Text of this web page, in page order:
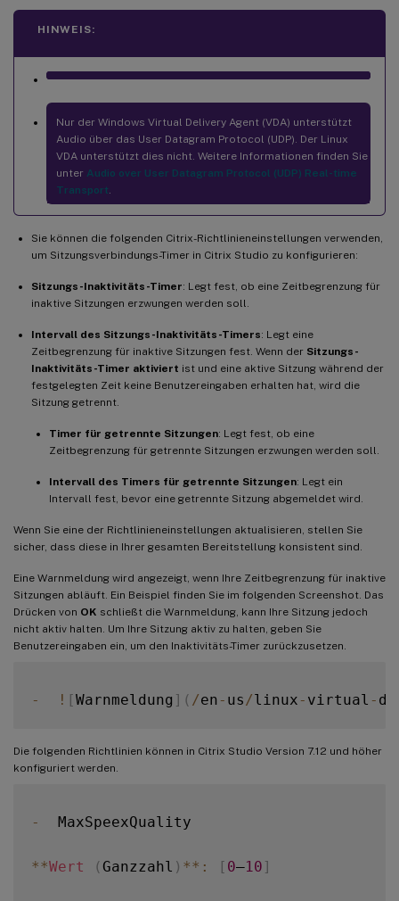
HINWEIS:
Nur der Windows Virtual Delivery Agent (VDA) unterstützt
Audio über das User Datagram Protocol (UDP). Der Linux
VDA unterstützt dies nicht. Weitere Informationen finden Sie
unter Audio over User Datagram Protocol (UDP) Real-time
Transport
Sie können die folgenden Citrix-Richtlinieneinstellungen verwenden,
um Sitzungsverbindungs-Timer in Citrix Studio zu konfigurieren:
Sitzungs-Inaktivitäts-Timer: Legt fest, ob eine Zeitbegrenzung für
inaktive Sitzungen erzwungen werden soll.
Intervall des Sitzungs-Inaktivitäts-Timers: Legt eine
Zeitbegrenzung für inaktive Sitzungen fest. Wenn der Sitzungs-
Inaktivitäts-Timer aktiviert ist und eine aktive Sitzung während der
festgelegten Zeit keine Benutzereingaben erhalten hat, wird die
Sitzung getrennt.
Timer für getrennte Sitzungen: Legt fest, ob eine
Zeitbegrenzung für getrennte Sitzungen erzwungen werden soll.
Intervall des Timers für getrennte Sitzungen: Legt ein
Intervall fest, bevor eine getrennte Sitzung abgemeldet wird.
Wenn Sie eine der Richtlinieneinstellungen aktualisieren, stellen Sie
sicher, dass diese in Ihrer gesamten Bereitstellung konsistent sind.
Eine Warnmeldung wird angezeigt, wenn Ihre Zeitbegrenzung für inaktive
Sitzungen abläuft. Ein Beispiel finden Sie im folgenden Screenshot. Das
Drücken von OK schließt die Warnmeldung, kann Ihre Sitzung jedoch
nicht aktiv halten. Um Ihre Sitzung aktiv zu halten, geben Sie
Benutzereingaben ein, um den Inaktivitäts-Timer zurückzusetzen.
- ! [Warnmeldung ] ( /en - us /linux - virtual -
Die folgenden Richtlinien können in Citrix Studio Version 7.12 und höher
konfiguriert werden.
-
  MaxSpeexQuality
**Wert ( Ganzzahl ) ** : [ 0–10 ]